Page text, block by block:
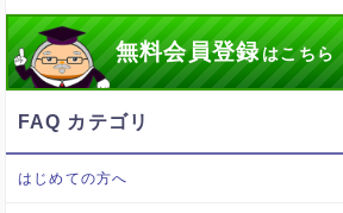
無料会員登録はこちら
FAQ カテゴリ
はじめての方へ